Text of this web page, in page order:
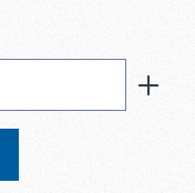
Wert ein